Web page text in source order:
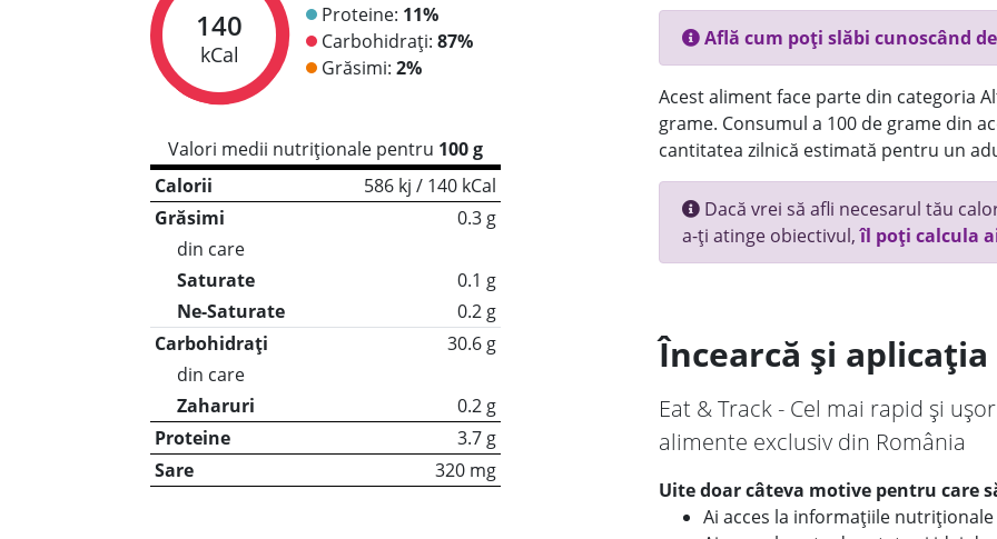
140
kCal
Proteine: 11%
Carbohidrați: 87%
Grăsimi: 2%
Valori medii nutriționale pentru 100 g
Calorii
586 kj / 140 kCal
Grăsimi
0.3 g
din care
Saturate
0.1 g
Ne-Saturate
0.2 g
Carbohidrați
30.6 g
din care
Zaharuri
0.2 g
Proteine
3.7 g
Sare
320 mg
Află cum poți slăbi cunoscând
Acest aliment face parte din categoria
grame. Consumul a 100 de grame din
cantitatea zilnică estimată pentru un
Dacă vrei să afli necesarul tău
a-ți atinge obiectivul,îl poți calcula
Încearcă și
Eat & Track - Cel mai rapid și
alimente exclusiv din România
Uite doar câteva motive pentru care
Ai acces la informațiile